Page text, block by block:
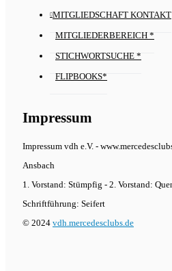
MITGLIEDSCHAFT KONTAKT
MITGLIEDERBEREICH *
STICHWORTSUCHE *
FLIPBOOKS*
Impressum
Impressum vdh e.V. -
Ansbach
1. Vorstand: Stümpfig - 2. Vorstand:
Schriftführung: Seifert
© 2024 vdh.mercedesclubs.de